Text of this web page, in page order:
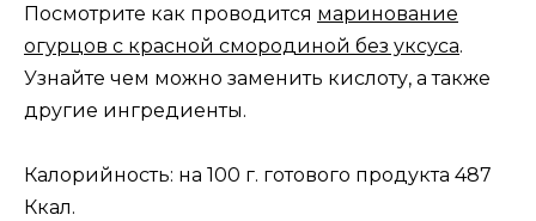
Посмотрите как проводится маринование
огурцов с красной смородиной без уксуса.
Узнайте чем можно заменить кислоту, а также
другие ингредиенты.
Калорийность: на 100 г. готового продукта 487
Ккал.